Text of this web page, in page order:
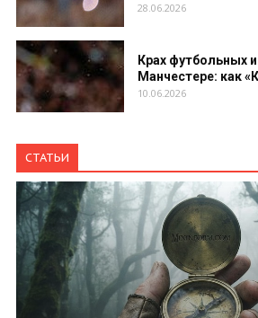
28.06.2026
Крах футбольных
Манчестере: как
10.06.2026
СТАТЬИ